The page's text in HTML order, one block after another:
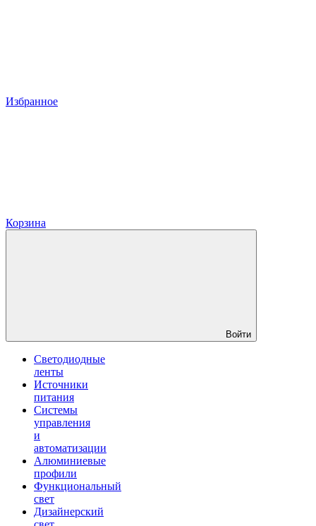
Избранное
Корзина
Войти
Светодиодные
ленты
Источники
питания
Системы
управления
и
автоматизации
Алюминиевые
профили
Функциональный
свет
Дизайнерский